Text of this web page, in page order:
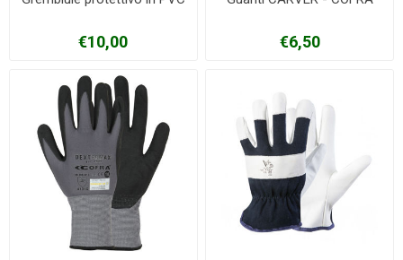
€10,00 €6,50